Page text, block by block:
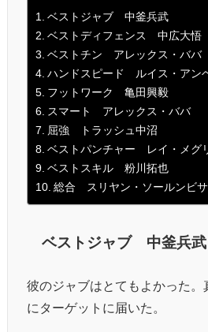
ベストジャブ 中釜兵武
ベストディフェンス 中広大悟
ベストチン アレックス・ババ
ハンドスピード ルイス・アン
フットワーク 亀田興毅
スマート アレックス・ババ
屈強 トラッシュ中沼
ベストパンチャー レイ・メグ
ベストスキル 粉川拓也
総合 スリヤン・ソールンビサ
ベストジャブ 中釜兵武
彼のジャブはとてもよかった。
にターゲットに届いた。